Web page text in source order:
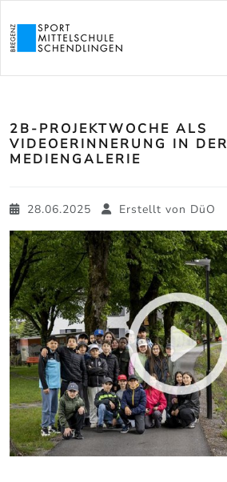
2B-PROJEKTWOCHE ALS
VIDEOERINNERUNG IN DER
MEDIENGALERIE
28.06.2025 Erstellt von DüO